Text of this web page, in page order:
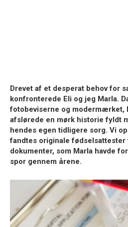
Drevet af et desperat behov for
konfronterede Eli og jeg Marla.
fotobeviserne og modermærket,
afslørede en mørk historie fyldt
hendes egen tidligere sorg. Vi
fandtes originale fødselsattester
dokumenter, som Marla havde
spor gennem årene.